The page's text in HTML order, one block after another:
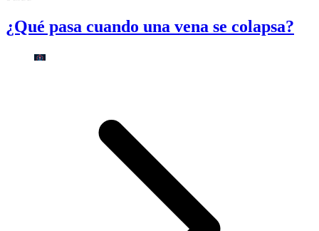
¿Qué pasa cuando una vena se colapsa?